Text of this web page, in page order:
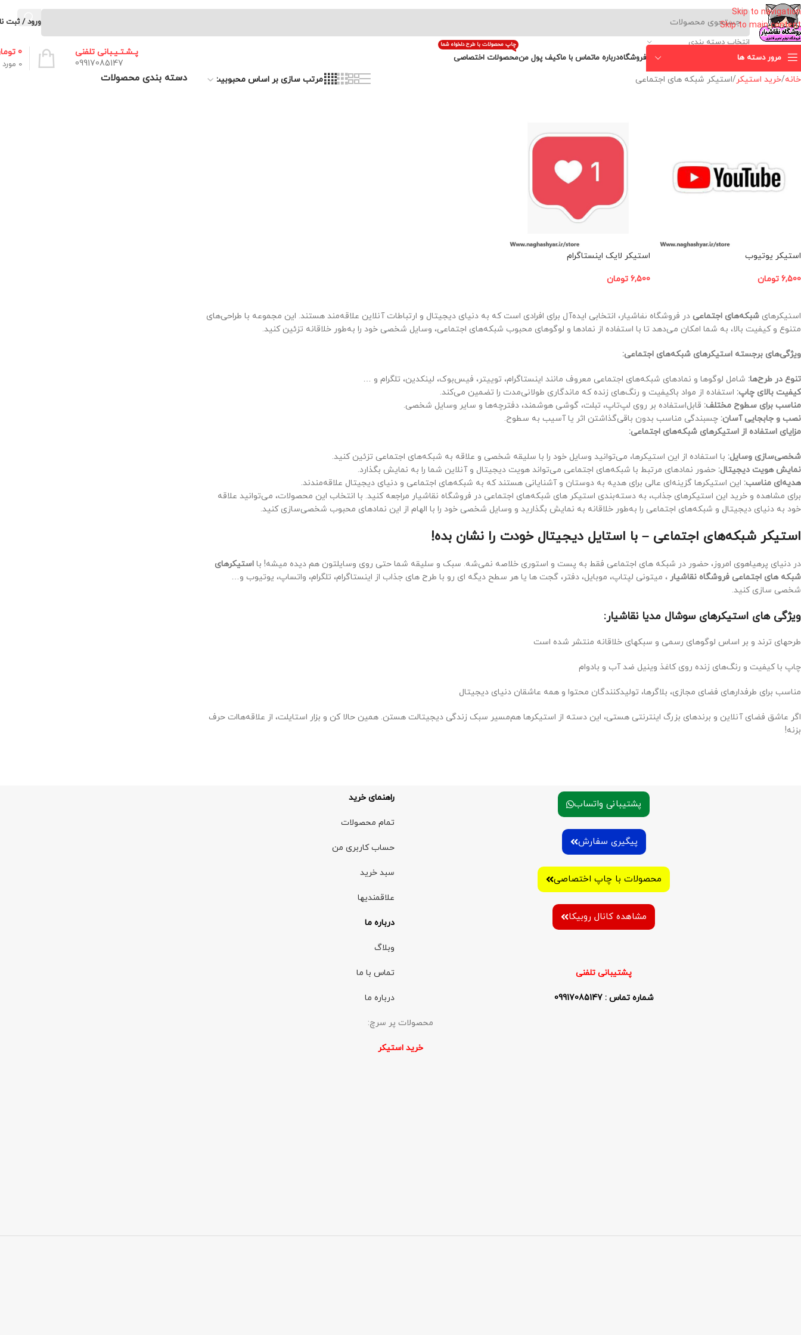
Skip to navigation
Skip to main content
انتخاب دسته بندی
ورود / ثبت
مرور دسته ها فروشگاهدرباره ماتماس با ماکیف پول منمحصولات اختصاصی
چاپ محصولات با طرح دلخواه شما
پـشـتـیـبانی تلفنی
09917085147
0 مورد
0
خانه خرید استیکر استیکر شبکه های اجتماعی
استیکر یوتیوب
6,500 تومان
استیکر لایک اینستاگرام
6,500 تومان
استیکرهای شبکه‌های اجتماعی در فروشگاه نقاشیار، انتخابی ایده‌آل برای افرادی است که به دنیای دیجیتال و ارتباطات آنلاین علاقه‌مند هستند. این مجموعه با طراحی‌های
متنوع و کیفیت بالا، به شما امکان می‌دهد تا با استفاده از نمادها و لوگوهای محبوب شبکه‌های اجتماعی، وسایل شخصی خود را به‌طور خلاقانه تزئین کنید.
ویژگی‌های برجسته استیکرهای شبکه‌های اجتماعی:
تنوع در طرح‌ها: شامل لوگوها و نمادهای شبکه‌های اجتماعی معروف مانند اینستاگرام، توییتر، فیس‌بوک، لینکدین، تلگرام و …
کیفیت بالای چاپ: استفاده از مواد باکیفیت و رنگ‌های زنده که ماندگاری طولانی‌مدت را تضمین می‌کند.
مناسب برای سطوح مختلف: قابل‌استفاده بر روی لپ‌تاپ، تبلت، گوشی هوشمند، دفترچه‌ها و سایر وسایل شخصی.
نصب و جابجایی آسان: چسبندگی مناسب بدون باقی‌گذاشتن اثر یا آسیب به سطوح.
مزایای استفاده از استیکرهای شبکه‌های اجتماعی:
شخصی‌سازی وسایل: با استفاده از این استیکرها، می‌توانید وسایل خود را با سلیقه شخصی و علاقه به شبکه‌های اجتماعی تزئین کنید.
نمایش هویت دیجیتال: حضور نمادهای مرتبط با شبکه‌های اجتماعی می‌تواند هویت دیجیتال و آنلاین شما را به نمایش بگذارد.
هدیه‌ای مناسب: این استیکرها گزینه‌ای عالی برای هدیه به دوستان و آشنایانی هستند که به شبکه‌های اجتماعی و دنیای دیجیتال علاقه‌مندند.
برای مشاهده و خرید این استیکرهای جذاب، به دسته‌بندی استیکر های شبکه‌های اجتماعی در فروشگاه نقاشیار مراجعه کنید. با انتخاب این محصولات، می‌توانید علاقه
خود به دنیای دیجیتال و شبکه‌های اجتماعی را به‌طور خلاقانه به نمایش بگذارید و وسایل شخصی خود را با الهام از این نمادهای محبوب شخصی‌سازی کنید.
استیکر شبکه‌های اجتماعی – با استایل دیجیتال خودت را نشان بده!
در دنیای پرهیاهوی امروز، حضور در شبکه های اجتماعی فقط به پست و استوری خلاصه نمی‌شه. سبک و سلیقه شما حتی روی وسایلتون هم دیده میشه! با استیکرهای
شبکه های اجتماعی فروشگاه نقاشیار ، میتونی لپتاپ، موبایل، دفتر، گجت ها یا هر سطح دیگه ای رو با طرح های جذاب از اینستاگرام، تلگرام، واتساپ، یوتیوب و…
شخصی سازی کنید.
ویژگی های استیکرهای سوشال مدیا نقاشیار:
طرحهای ترند و بر اساس لوگوهای رسمی و سبکهای خلاقانه منتشر شده است
چاپ با کیفیت و رنگ‌های زنده روی کاغذ وینیل ضد آب و بادوام
مناسب برای طرفدارهای فضای مجازی، بلاگرها، تولیدکنندگان محتوا و همه عاشقان دنیای دیجیتال
اگر عاشق فضای آنلاین و برندهای بزرگ اینترنتی هستی، این دسته از استیکرها هم‌مسیر سبک زندگی دیجیتالت هستن. همین حالا کن و بزار استایلت، از علاقه‌هاات حرف
بزنه!
دسته بندی محصولات
پشتیبانی واتساب
پیگیری سفارش
محصولات با چاپ اختصاصی
مشاهده کانال روبیکا
پشتیبانی تلفنی
شماره تماس : 09917085147
راهنمای خرید
تمام محصولات
حساب کاربری من
سبد خرید
علاقمندیها
درباره ما
وبلاگ
تماس با ما
درباره ما
محصولات پر سرچ:
خرید استیکر